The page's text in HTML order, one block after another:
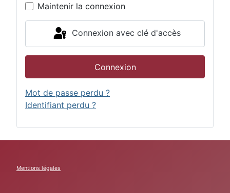
Maintenir la connexion
Connexion avec clé d'accès
Connexion
Mot de passe perdu ?
Identifiant perdu ?
Mentions légales